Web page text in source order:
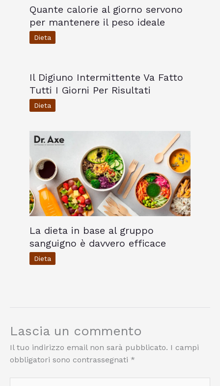
Quante calorie al giorno servono
per mantenere il peso ideale
Dieta
Il Digiuno Intermittente Va Fatto
Tutti I Giorni Per Risultati
Dieta
La dieta in base al gruppo
sanguigno è davvero efficace
Dieta
Lascia un commento
Il tuo indirizzo email non sarà pubblicato. I campi
obbligatori sono contrassegnati *